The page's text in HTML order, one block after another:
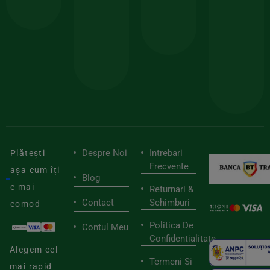
Plătești
așa cum îți
e mai
comod
Alegem cel
mai rapid
Despre Noi
Blog
Contact
Contul Meu
Intrebari
Frecvente
Returnari &
Schimburi
Politica De
Confidentialitate
Termeni Si